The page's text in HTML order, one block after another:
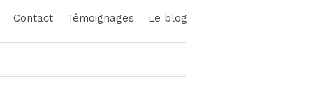
Contact Témoignages Le blog